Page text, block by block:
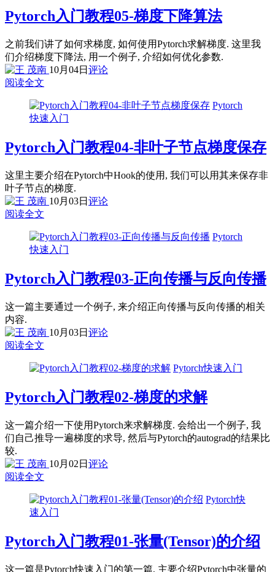
Pytorch入门教程05-梯度下降算法
之前我们讲了如何求梯度, 如何使用Pytorch求解梯度. 这里我
们介绍梯度下降法, 用一个例子, 介绍如何优化参数.
10月04日 评论
阅读全文
Pytorch
快速入门
Pytorch入门教程04-非叶子节点梯度保存
这里主要介绍在Pytorch中Hook的使用, 我们可以用其来保存非
叶子节点的梯度.
10月03日 评论
阅读全文
Pytorch
快速入门
Pytorch入门教程03-正向传播与反向传播
这一篇主要通过一个例子, 来介绍正向传播与反向传播的相关
内容.
10月03日 评论
阅读全文
Pytorch快速入门
Pytorch入门教程02-梯度的求解
这一篇介绍一下使用Pytorch来求解梯度. 会给出一个例子, 我
们自己推导一遍梯度的求导, 然后与Pytorch的autograd的结果比
较.
10月02日 评论
阅读全文
Pytorch快
速入门
Pytorch入门教程01-张量(Tensor)的介绍
这一篇是Pytorch快速入门的第一篇, 主要介绍Pytorch中张量的